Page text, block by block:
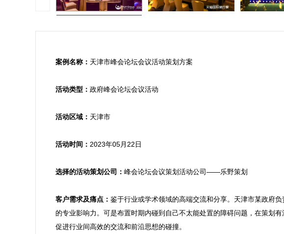
案例名称： 天津市峰会论坛会议活动策划方案
活动类型： 政府峰会论坛会议活动
活动区域： 天津市
活动时间： 2023年05月22日
选择的活动策划公司： 峰会论坛会议策划活动公司——乐野策划
客户需求及痛点： 鉴于行业或学术领域的高端交流和分享。天津市某政府
的专业影响力。可是布置时期内碰到自己不太能处置的障碍问题，在策划
促进行业间高效的交流和前沿思想的碰撞。